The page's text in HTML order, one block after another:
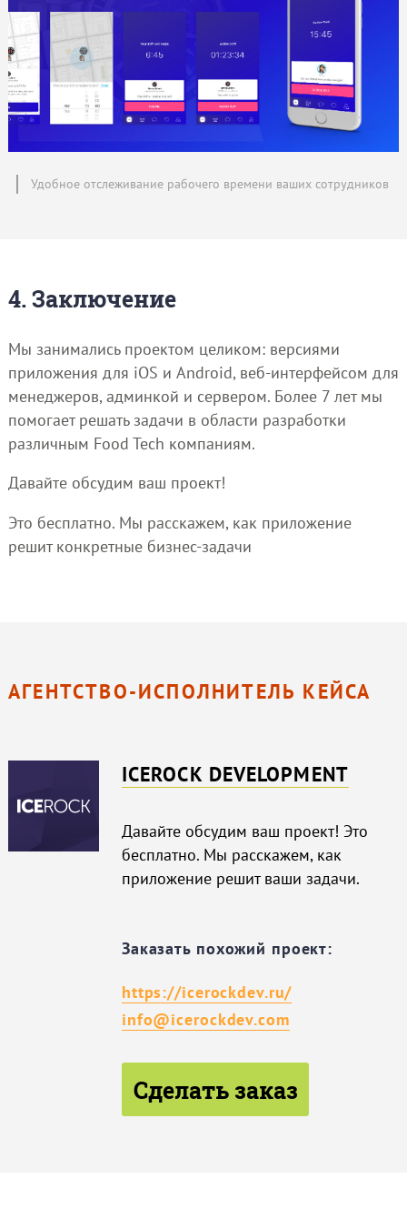
Удобное отслеживание рабочего времени ваших сотрудников
4. Заключение
Мы занимались проектом целиком: версиями
приложения для iOS и Android, веб-интерфейсом для
менеджеров, админкой и сервером. Более 7 лет мы
помогает решать задачи в области разработки
различным Food Tech компаниям.
Давайте обсудим ваш проект!
Это бесплатно. Мы расскажем, как приложение
решит конкретные бизнес-задачи
АГЕНТСТВО-ИСПОЛНИТЕЛЬ КЕЙСА
ICEROCK DEVELOPMENT
Давайте обсудим ваш проект! Это
бесплатно. Мы расскажем, как
приложение решит ваши задачи.
Заказать похожий проект:
https://icerockdev.ru/
info@icerockdev.com
Сделать заказ